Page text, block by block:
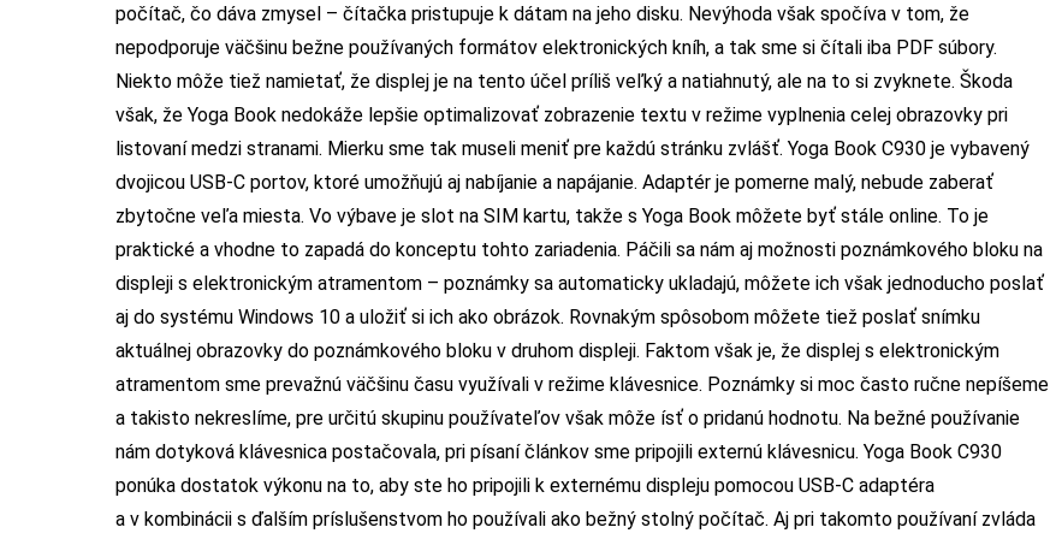
počítač, čo dáva zmysel – čítačka pristupuje k dátam na jeho disku. Nevýhoda však spočíva v tom, že
nepodporuje väčšinu bežne používaných formátov elektronických kníh, a tak sme si čítali iba PDF súbory.
Niekto môže tiež namietať, že displej je na tento účel príliš veľký a natiahnutý, ale na to si zvyknete. Škoda
však, že Yoga Book nedokáže lepšie optimalizovať zobrazenie textu v režime vyplnenia celej obrazovky pri
listovaní medzi stranami. Mierku sme tak museli meniť pre každú stránku zvlášť. Yoga Book C930 je vybavený
dvojicou USB-C portov, ktoré umožňujú aj nabíjanie a napájanie. Adaptér je pomerne malý, nebude zaberať
zbytočne veľa miesta. Vo výbave je slot na SIM kartu, takže s Yoga Book môžete byť stále online. To je
praktické a vhodne to zapadá do konceptu tohto zariadenia. Páčili sa nám aj možnosti poznámkového bloku na
displeji s elektronickým atramentom – poznámky sa automaticky ukladajú, môžete ich však jednoducho poslať
aj do systému Windows 10 a uložiť si ich ako obrázok. Rovnakým spôsobom môžete tiež poslať snímku
aktuálnej obrazovky do poznámkového bloku v druhom displeji. Faktom však je, že displej s elektronickým
atramentom sme prevažnú väčšinu času využívali v režime klávesnice. Poznámky si moc často ručne nepíšeme
a takisto nekreslíme, pre určitú skupinu používateľov však môže ísť o pridanú hodnotu. Na bežné používanie
nám dotyková klávesnica postačovala, pri písaní článkov sme pripojili externú klávesnicu. Yoga Book C930
ponúka dostatok výkonu na to, aby ste ho pripojili k externému displeju pomocou USB-C adaptéra
a v kombinácii s ďalším príslušenstvom ho používali ako bežný stolný počítač. Aj pri takomto používaní zvláda